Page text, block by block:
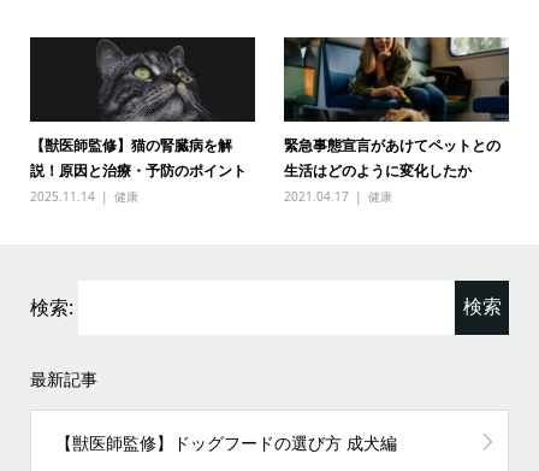
【獣医師監修】猫の腎臓病を解
説！原因と治療・予防のポイント
2025.11.14 健康
緊急事態宣言があけてペットとの
生活はどのように変化したか
2021.04.17 健康
検索:
最新記事
【獣医師監修】ドッグフードの選び方 成犬編